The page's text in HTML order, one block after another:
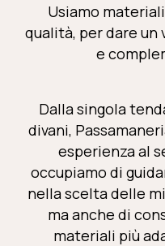
Usiamo materiali
qualità, per dare
e
Dalla singola
divani,
esperienza al
occupiamo di
nella scelta delle
ma anche di
materiali più